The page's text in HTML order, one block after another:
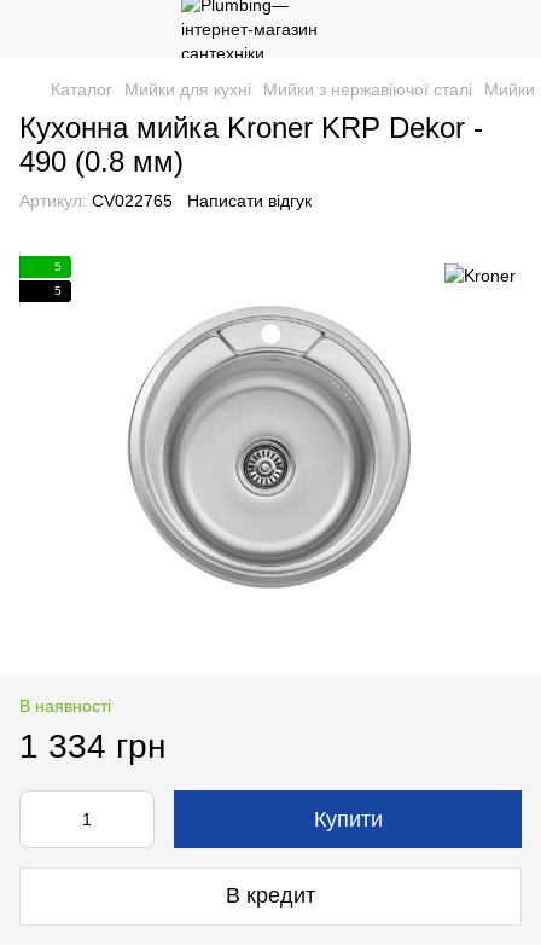
Каталог Мийки для кухні Мийки з нержавіючої сталі Мийки
Кухонна мийка Kroner KRP Dekor -
490 (0.8 мм)
Артикул: CV022765 Написати відгук
5
5
В наявності
1 334 грн
Купити
В кредит